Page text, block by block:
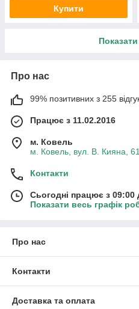
Купити
Про нас
99% позитивних з 255
Працює з 11.02.2016
м. Ковель
м. Ковель, вул. В. Кияна,
Контакти
Сьогодні працює з 09:00
Показати весь графік
Про нас
Контакти
Доставка та оплата